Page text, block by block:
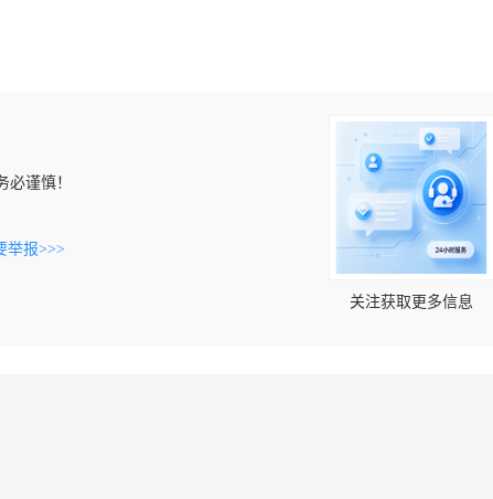
谨慎！
举报>>>
关注获取更多信息